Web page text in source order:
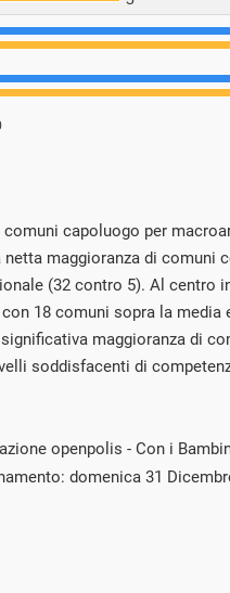
comuni capoluogo per
netta maggioranza di comuni
(32 contro 5). Al centro
18 comuni sopra la media
significativa maggioranza di
soddisfacenti di
openpolis - Con i
domenica 31